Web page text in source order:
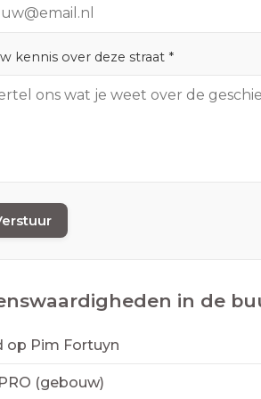
kennis over deze straat *
in de
op Pim Fortuyn
(gebouw)